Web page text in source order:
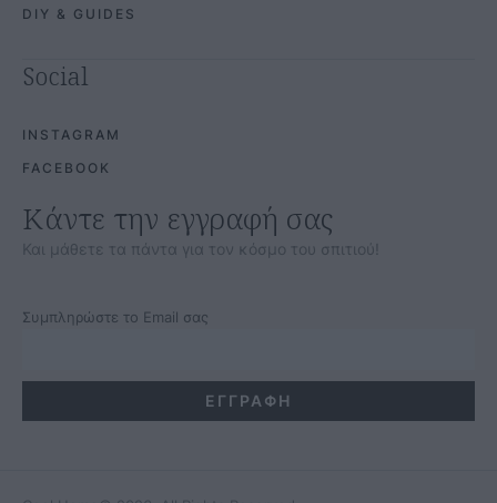
DIY & GUIDES
Social
INSTAGRAM
FACEBOOK
Κάντε την εγγραφή σας
Και μάθετε τα πάντα για τον κόσμο του σπιτιού!
Συμπληρώστε το Email σας